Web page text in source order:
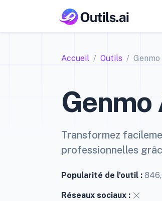
Accueil Outils Genmo
Genmo
Transformez
professionnelles
Popularité de l'outil :
Réseaux sociaux :